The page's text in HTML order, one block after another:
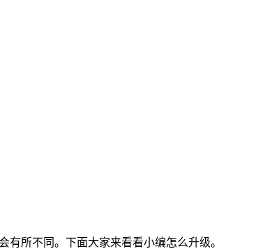
所不同。下面大家来看看小编怎么升级。